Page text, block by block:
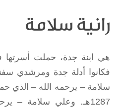
رانية سلامة
هي ابنة جدة، حملت أسرتها
فكانوا أدلة جدة ومرشدي
سلامة – يرحمه الله – الذي
1287هـ. وعلي سلامة –